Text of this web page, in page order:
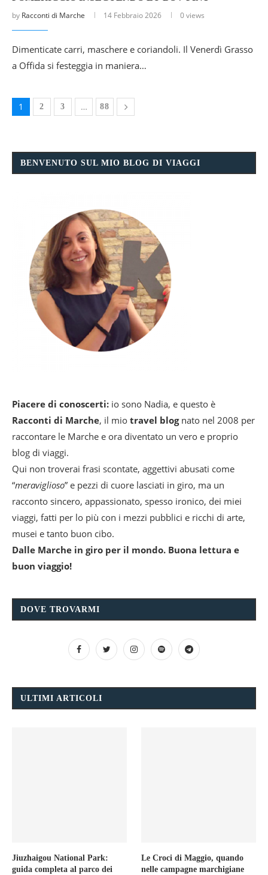
by Racconti di Marche 14 Febbraio 2026 0 views
Dimenticate carri, maschere e coriandoli. Il Venerdì Grasso
a Offida si festeggia in maniera…
1 2 3 … 88
BENVENUTO SUL MIO BLOG DI VIAGGI
Piacere di conoscerti: io sono Nadia, e questo è
Racconti di Marche, il mio travel blognato nel 2008 per
raccontare le Marche e ora diventato un vero e proprio
blog di viaggi.
Qui non troverai frasi scontate, aggettivi abusati come
“meraviglioso” e pezzi di cuore lasciati in giro, ma un
racconto sincero, appassionato, spesso ironico, dei miei
viaggi, fatti per lo più con i mezzi pubblici e ricchi di arte,
musei e tanto buon cibo.
Dalle Marche in giro per il mondo. Buona lettura e
buon viaggio!
DOVE TROVARMI
ULTIMI ARTICOLI
Jiuzhaigou National Park:
guida completa al parco dei
Le Croci di Maggio, quando
nelle campagne marchigiane